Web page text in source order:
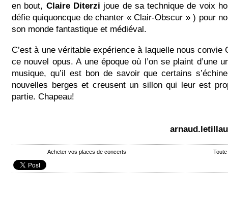
en bout, Claire Diterzi joue de sa technique de voix
défie quiquoncque de chanter « Clair-Obscur » ) pour
son monde fantastique et médiéval.
C’est à une véritable expérience à laquelle nous convie
ce nouvel opus. A une époque où l’on se plaint d’une
musique, qu’il est bon de savoir que certains
nouvelles berges et creusent un sillon qui leur est
partie. Chapeau!
Acheter vos places de concerts